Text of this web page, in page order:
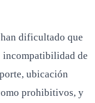
dificultado que
incompatibilidad de
ubicación
prohibitivos, y